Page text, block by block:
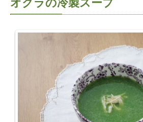
オクラの冷製スープ